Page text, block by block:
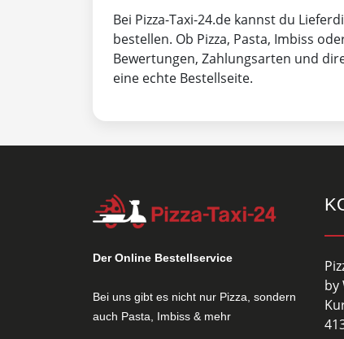
Bei Pizza-Taxi-24.de kannst du
bestellen. Ob Pizza, Pasta, Imbiss
Bewertungen, Zahlungsarten und
eine echte Bestellseite.
Der Online Bestellservice
Bei uns gibt es nicht nur Pizza, sondern
auch Pasta, Imbiss & mehr
by